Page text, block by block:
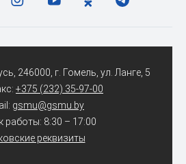
246000, г. Гомель, ул. Ланге, 5
+375 (232) 35-97-00
gsmu@gsmu.by
работы: 8:30 – 17:00
реквизиты